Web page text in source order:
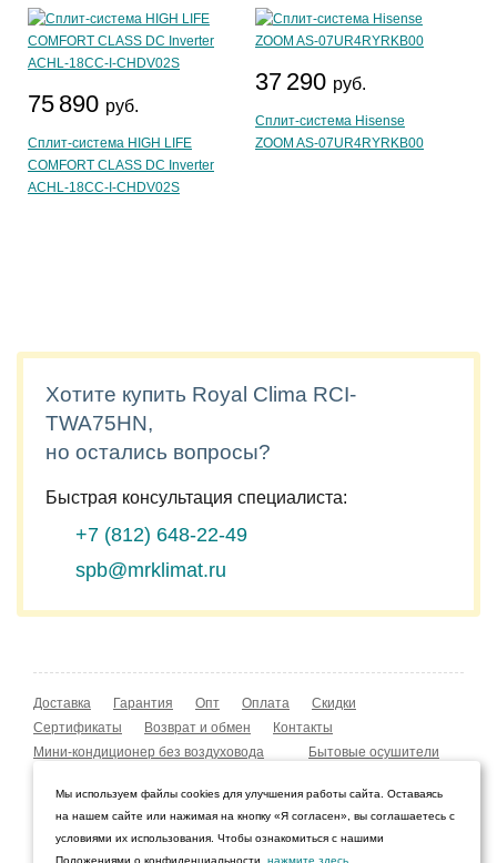
75 890 руб.
Сплит-система HIGH LIFE
COMFORT CLASS DC Inverter
ACHL-18CC-I-CHDV02S
37 290 руб.
Сплит-система Hisense
ZOOM AS-07UR4RYRKB00
Хотите купить Royal Clima RCI-
TWA75HN,
но остались вопросы?
Быстрая консультация специалиста:
+7 (812) 648-22-49
spb@mrklimat.ru
Доставка Гарантия Опт Оплата
Скидки
Сертификаты
Возврат и обмен
Контакты
Мини-кондиционер без воздуховода
Бытовые осушители
Мобильные кондиционеры
Охладители воздуха
Мойка воздуха Boneco W210
Мы используем файлы cookies для улучшения работы сайта. Оставаясь
на нашем сайте или нажимая на кнопку «Я согласен», вы соглашаетесь с
условиями их использования. Чтобы ознакомиться с нашими
Положениями о конфиденциальности, нажмите здесь